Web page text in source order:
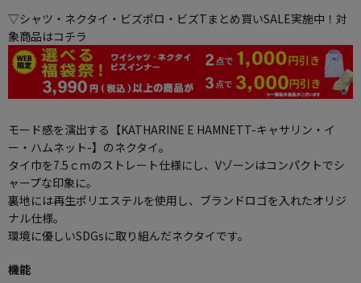
▽シャツ・ネクタイ・ビズポロ・ビズTまとめ買いSALE実施中！対
象商品はコチラ
モード感を演出する【KATHARINE E HAMNETT-キャサリン・イ
ー・ハムネット-】のネクタイ。
タイ巾を7.5ｃｍのストレート仕様にし、Vゾーンはコンパクトでシ
ャープな印象に。
裏地には再生ポリエステルを使用し、ブランドロゴを入れたオリジ
ナル仕様。
環境に優しいSDGsに取り組んだネクタイです。
機能